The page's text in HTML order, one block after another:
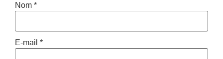
Nom *
E-mail *